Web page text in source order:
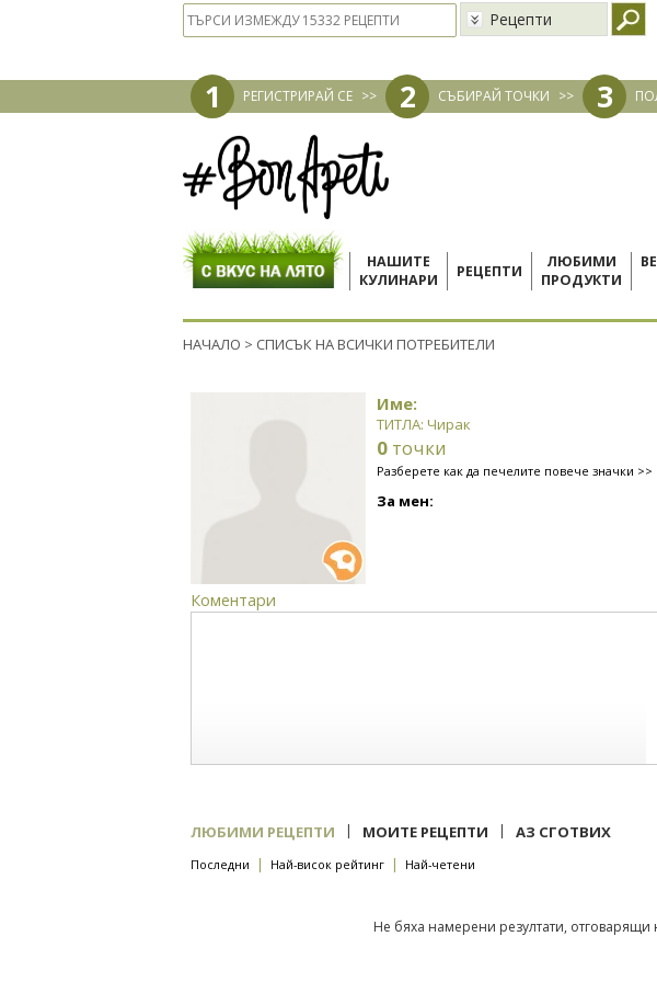
Рецепти
1 РЕГИСТРИРАЙ СЕ >> 2 СЪБИРАЙ ТОЧКИ >> 3
НАШИТЕ
КУЛИНАРИ
РЕЦЕПТИ
ЛЮБИМИ
ПРОДУКТИ
НАЧАЛО > СПИСЪК НА ВСИЧКИ ПОТРЕБИТЕЛИ
Име:
ТИТЛА: Чирак
0 точки
Разберете как да печелите повече значки >>
За мен:
Коментари
ЛЮБИМИ РЕЦЕПТИ | МОИТЕ РЕЦЕПТИ | АЗ СГОТВИХ
Последни | Най-висок рейтинг | Най-четени
Не бяха намерени резултати, отговарящи